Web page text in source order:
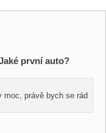
první auto?
moc, právě bych se rád